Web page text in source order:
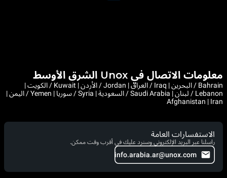
معلومات الاتصال في Unox الشرق الأوسط
Bahrain / البحرين | Iraq / العراق | Jordan / الأردن | Kuwait / الكويت |
Lebanon / لبنان | Saudi Arabia / السعودية | Syria / سوريا | Yemen / اليمن |
Afghanistan | Iran
الاستفسارات العامة
راسلنا عبر البريد الإلكتروني وسنرد عليك في أقرب وقت ممكن.
info.arabia.ar@unox.com